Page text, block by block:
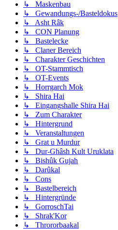
↳ Maskenbau
↳ Gewandungs-/Basteldokus
↳ Asht Râk
↳ CON Planung
↳ Bastelecke
↳ Claner Bereich
↳ Charakter Geschichten
↳ OT-Stammtisch
↳ OT-Events
↳ Horrgarch Mok
↳ Shira Hai
↳ Eingangshalle Shira Hai
↳ Zum Charakter
↳ Hintergrund
↳ Veranstaltungen
↳ Grat u Murdur
↳ Dur-Ghâsh Kult Uruklata
↳ Bishûk Gujah
↳ Darûkal
↳ Cons
↳ Bastelbereich
↳ Hintergründe
↳ GorroschTai
↳ Shrak'Kor
↳ Thrororbaakal